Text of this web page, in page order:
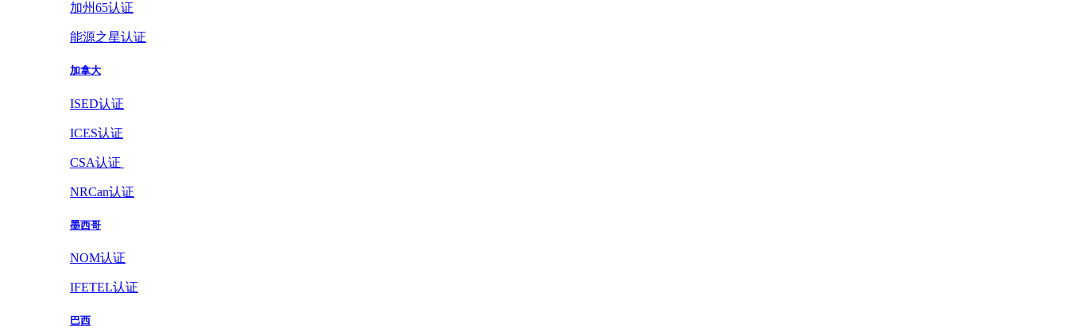
加州65认证
能源之星认证
加拿大
ISED认证
ICES认证
CSA认证
NRCan认证
墨西哥
NOM认证
IFETEL认证
巴西